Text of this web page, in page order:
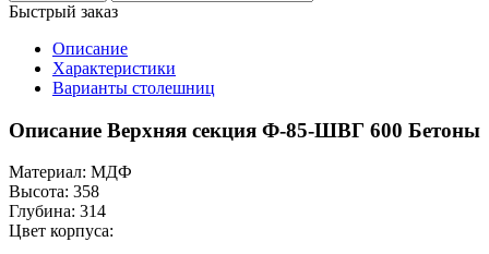
Быстрый заказ
Описание
Характеристики
Варианты столешниц
Описание Верхняя секция Ф-85-ШВГ 600 Бетоны
Материал: МДФ
Высота: 358
Глубина: 314
Цвет корпуса: